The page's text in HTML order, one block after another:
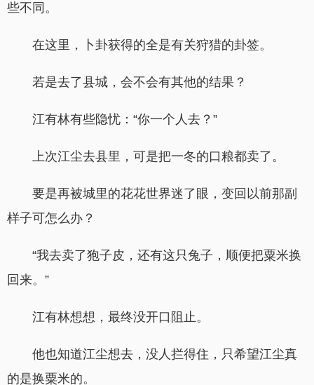
些不同。
在这里，卜卦获得的全是有关狩猎的卦签。
若是去了县城，会不会有其他的结果？
江有林有些隐忧：“你一个人去？”
上次江尘去县里，可是把一冬的口粮都卖了。
要是再被城里的花花世界迷了眼，变回以前那副
样子可怎么办？
“我去卖了狍子皮，还有这只兔子，顺便把粟米换
回来。”
江有林想想，最终没开口阻止。
他也知道江尘想去，没人拦得住，只希望江尘真
的是换粟米的。